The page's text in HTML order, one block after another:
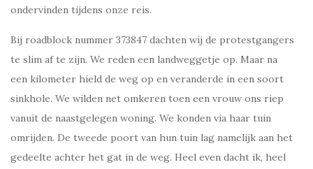
ondervinden tijdens onze reis.
Bij roadblock nummer 373847 dachten wij de protestgangers
te slim af te zijn. We reden een landweggetje op. Maar na
een kilometer hield de weg op en veranderde in een soort
sinkhole. We wilden net omkeren toen een vrouw ons riep
vanuit de naastgelegen woning. We konden via haar tuin
omrijden. De tweede poort van hun tuin lag namelijk aan het
gedeelte achter het gat in de weg. Heel even dacht ik, heel